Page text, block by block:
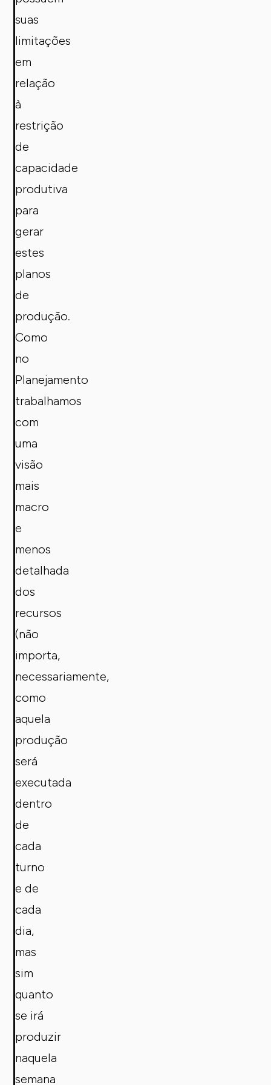
suas
limitações
em
relação
à
restrição
de
capacidade
produtiva
para
gerar
estes
planos
de
produção.
Como
no
Planejamento
trabalhamos
com
uma
visão
mais
macro
e
menos
detalhada
dos
recursos
(não
importa,
necessariamente,
como
aquela
produção
será
executada
dentro
de
cada
turno
e de
cada
dia,
mas
sim
quanto
se irá
produzir
naquela
semana